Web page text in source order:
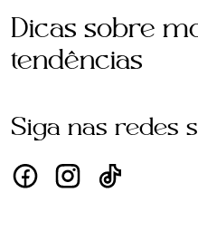
Dicas sobre
tendências
Siga nas redes